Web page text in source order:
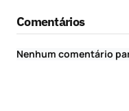
Comentários
Nenhum comentário